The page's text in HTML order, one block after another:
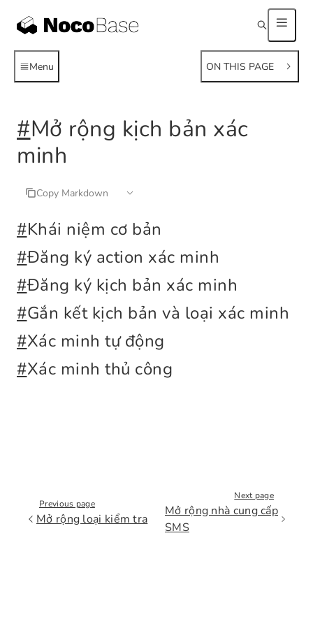
Menu ON THIS PAGE
#Mở rộng kịch bản xác
minh
Copy Markdown
#Khái niệm cơ bản
#Đăng ký action xác minh
#Đăng ký kịch bản xác minh
#Gắn kết kịch bản và loại xác minh
#Xác minh tự động
#Xác minh thủ công
Previous page
Mở rộng loại kiểm tra
Next page
Mở rộng nhà cung cấp
SMS